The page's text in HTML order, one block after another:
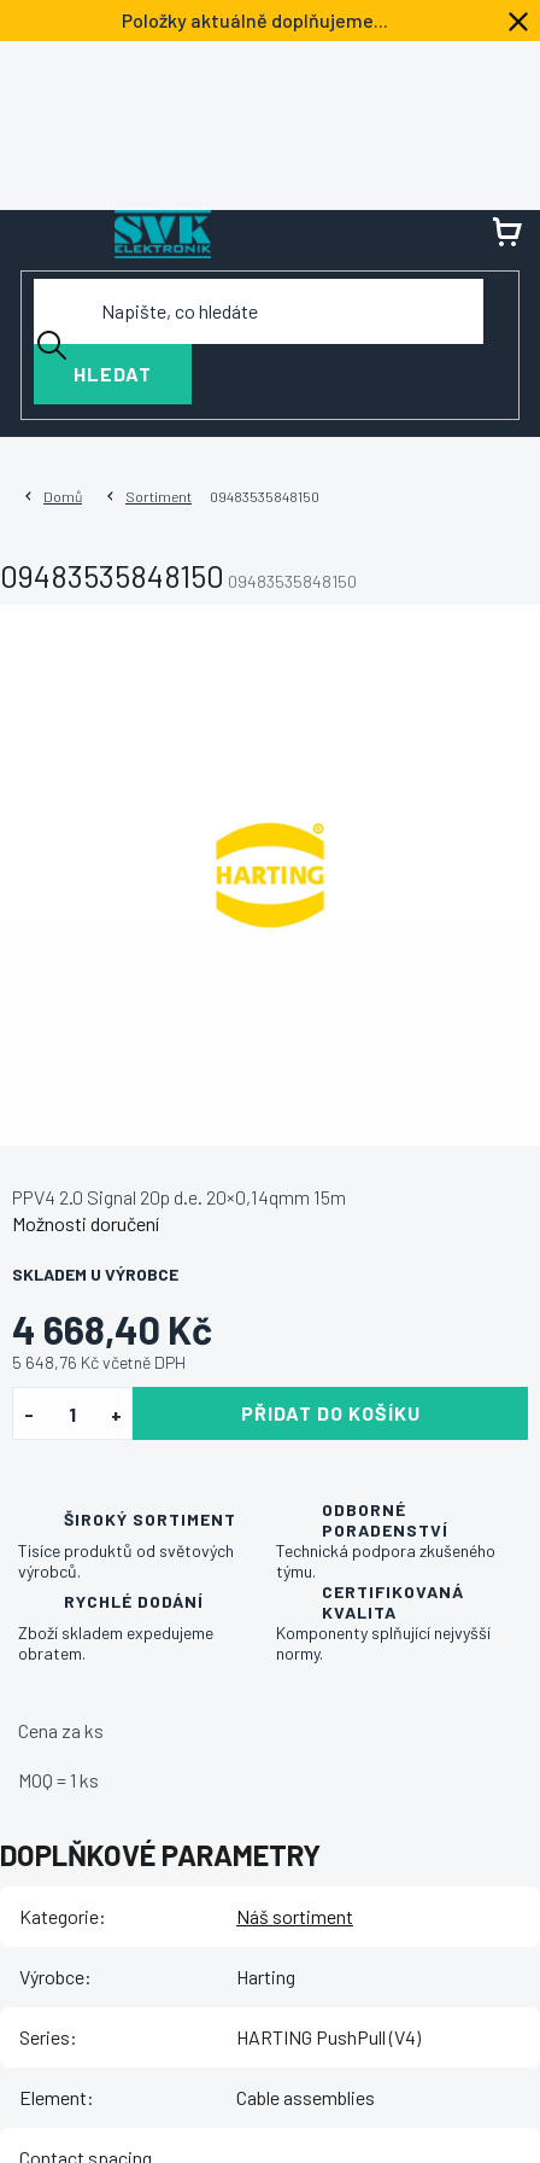
na
Položky aktuálně doplňujeme...
HLEDAT
Domů Sortiment 09483535848150
09483535848150 09483535848150
4 668,40 Kč
5 648,76 Kč včetně DPH
SKLADEM U VÝROBCE
Možnosti doručení
PŘIDAT DO KOŠÍKU
PPV4 2.0 Signal 20p d.e. 20×0,14qmm 15m
ŠIROKÝ SORTIMENT
Tisíce produktů od světových
výrobců.
ODBORNÉ
PORADENSTVÍ
Technická podpora zkušeného
týmu.
RYCHLÉ DODÁNÍ
Zboží skladem expedujeme
obratem.
CERTIFIKOVANÁ
KVALITA
Komponenty splňující nejvyšší
normy.
Cena za ks
MOQ = 1 ks
DOPLŇKOVÉ PARAMETRY
Kategorie: Náš sortiment
Výrobce: Harting
Series: HARTING PushPull (V4)
Element: Cable assemblies
Contact spacing